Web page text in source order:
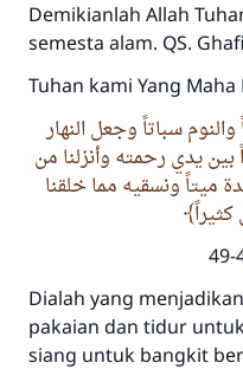
Demikianlah Allah
semesta alam. QS.
Tuhan kami Yang
سباتاً وجعل النهار
بين يدي رحمته وأنزلنا من
ميتاً ونسقيه مما خلقنا
كثيراً
Dialah yang
pakaian dan tidur
siang untuk bangkit